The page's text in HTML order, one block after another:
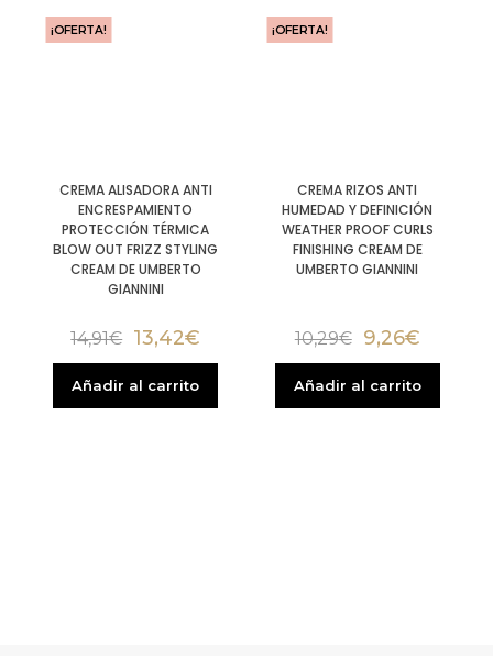
¡OFERTA!
CREMA ALISADORA ANTI
ENCRESPAMIENTO
PROTECCIÓN TÉRMICA
BLOW OUT FRIZZ STYLING
CREAM DE UMBERTO
GIANNINI
14,91€ 13,42€
Añadir al carrito
¡OFERTA!
CREMA RIZOS ANTI
HUMEDAD Y DEFINICIÓN
WEATHER PROOF CURLS
FINISHING CREAM DE
UMBERTO GIANNINI
10,29€ 9,26€
Añadir al carrito